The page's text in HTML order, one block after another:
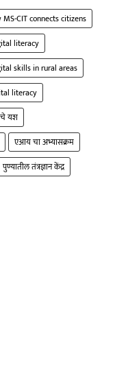
MS-CIT connects citizens
literacy
skills in rural areas
literacy
यश
एआय चा अभ्यासक्रम
पुण्यातील तंत्रज्ञान केंद्र